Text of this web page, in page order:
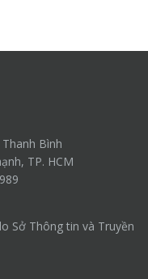
Bình
TP. HCM
Sở Thông tin và Truyền